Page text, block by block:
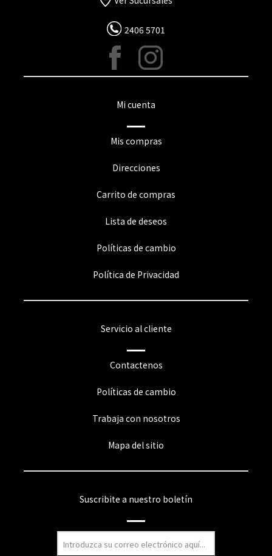
2406 5701
Mi cuenta
Mis compras
Direcciones
Carrito de compras
Lista de deseos
Políticas de cambio
Política de Privacidad
Servicio al cliente
Contactenos
Políticas de cambio
Trabaja con nosotros
Mapa del sitio
Suscribite a nuestro boletín